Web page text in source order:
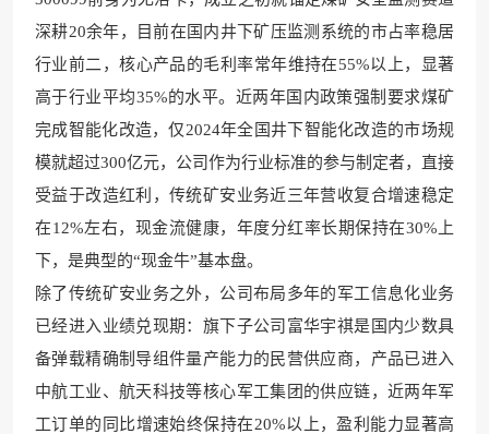
深耕20余年，目前在国内井下矿压监测系统的市占率稳居
行业前二，核心产品的毛利率常年维持在55%以上，显著
高于行业平均35%的水平。近两年国内政策强制要求煤矿
完成智能化改造，仅2024年全国井下智能化改造的市场规
模就超过300亿元，公司作为行业标准的参与制定者，直接
受益于改造红利，传统矿安业务近三年营收复合增速稳定
在12%左右，现金流健康，年度分红率长期保持在30%上
下，是典型的“现金牛”基本盘。
除了传统矿安业务之外，公司布局多年的军工信息化业务
已经进入业绩兑现期：旗下子公司富华宇祺是国内少数具
备弹载精确制导组件量产能力的民营供应商，产品已进入
中航工业、航天科技等核心军工集团的供应链，近两年军
工订单的同比增速始终保持在20%以上，盈利能力显著高